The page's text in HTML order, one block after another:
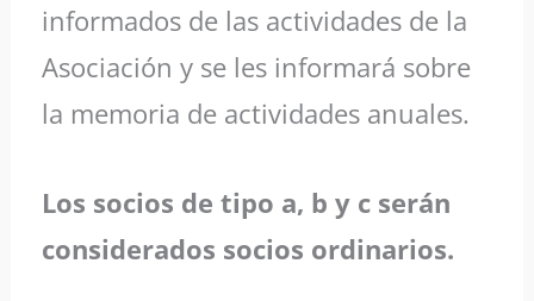
informados de las actividades de la
Asociación y se les informará sobre
la memoria de actividades anuales.
Los socios de tipo a, b y c serán
considerados socios ordinarios.